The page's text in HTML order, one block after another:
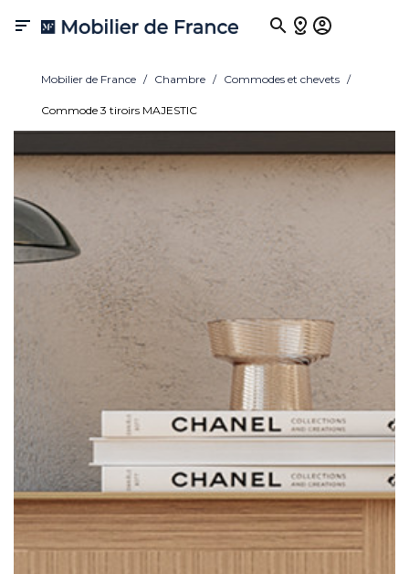

Mobilier de France Chambre Commodes et chevets
Commode 3 tiroirs MAJESTIC